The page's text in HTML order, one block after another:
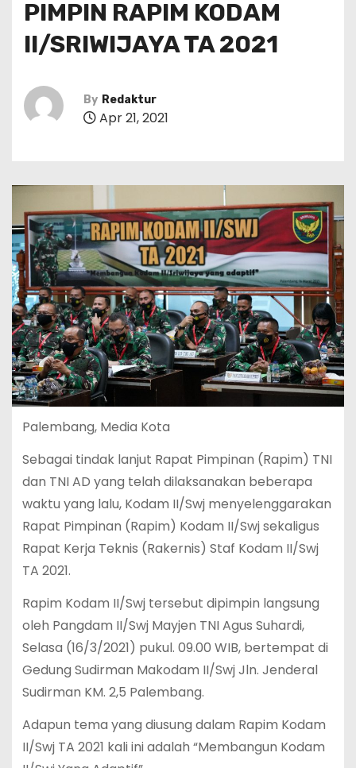
PIMPIN RAPIM KODAM
II/SRIWIJAYA TA 2021
By Redaktur
Apr 21, 2021
Palembang, Media Kota
Sebagai tindak lanjut Rapat Pimpinan (Rapim) TNI
dan TNI AD yang telah dilaksanakan beberapa
waktu yang lalu, Kodam II/Swj menyelenggarakan
Rapat Pimpinan (Rapim) Kodam II/Swj sekaligus
Rapat Kerja Teknis (Rakernis) Staf Kodam II/Swj
TA 2021.
Rapim Kodam II/Swj tersebut dipimpin langsung
oleh Pangdam II/Swj Mayjen TNI Agus Suhardi,
Selasa (16/3/2021) pukul. 09.00 WIB, bertempat di
Gedung Sudirman Makodam II/Swj Jln. Jenderal
Sudirman KM. 2,5 Palembang.
Adapun tema yang diusung dalam Rapim Kodam
II/Swj TA 2021 kali ini adalah “Membangun Kodam